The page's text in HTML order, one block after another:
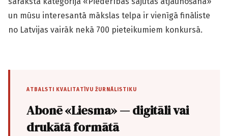
un mūsu interesantā mākslas telpa ir vienīgā fināliste
no Latvijas vairāk nekā 700 pieteikumiem konkursā.
ATBALSTI KVALITATĪVU ŽURNĀLISTIKU
Abonē «Liesma» — digitāli vai
drukātā formātā